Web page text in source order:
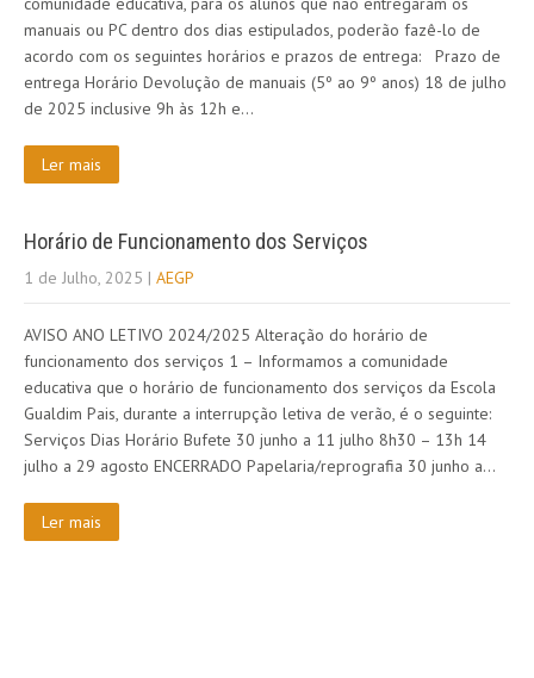
manuais ou PC dentro dos dias estipulados, poderão fazê-lo de
acordo com os seguintes horários e prazos de entrega: Prazo de
entrega Horário Devolução de manuais (5º ao 9º anos) 18 de julho
de 2025 inclusive 9h às 12h e…
Ler mais
Horário de Funcionamento dos Serviços
1 de Julho, 2025 | AEGP
AVISO ANO LETIVO 2024/2025 Alteração do horário de
funcionamento dos serviços 1 – Informamos a comunidade
educativa que o horário de funcionamento dos serviços da Escola
Gualdim Pais, durante a interrupção letiva de verão, é o seguinte:
Serviços Dias Horário Bufete 30 junho a 11 julho 8h30 – 13h 14
julho a 29 agosto ENCERRADO Papelaria/reprografia 30 junho a…
Ler mais